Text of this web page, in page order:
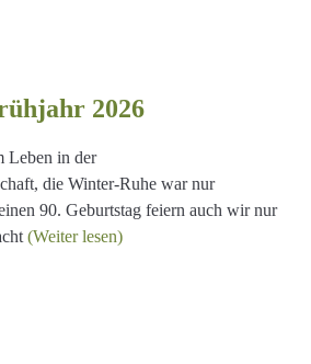
2026
Leben in der
die Winter-Ruhe war nur
90. Geburtstag feiern auch wir nur
(Weiter lesen)